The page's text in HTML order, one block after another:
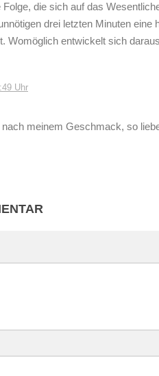
Folge, die sich auf das
drei letzten Minuten
Womöglich entwickelt sich
Uhr
meinem Geschmack, so